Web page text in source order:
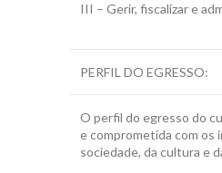
III – Gerir, fiscalizar e
PERFIL DO EGRESSO:
O perfil do egresso do
e comprometida com os
sociedade, da cultura e